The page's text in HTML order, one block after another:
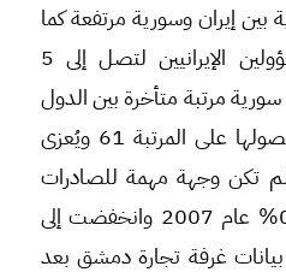
بين إيران وسورية مرتفعة كما
خُطط لها من قبل المسؤولين الإيرانيين لتصل إلى 5
مرتبة متأخرة بين الدول
التي تستورد منها إيران بحصولها على المرتبة 61 ويُعزى
لم تكن وجهة مهمة للصادرات
السورية إذ لم تزد عن 0.3% عام 2007 وانخفضت إلى
بيانات غرفة تجارة دمشق بعد